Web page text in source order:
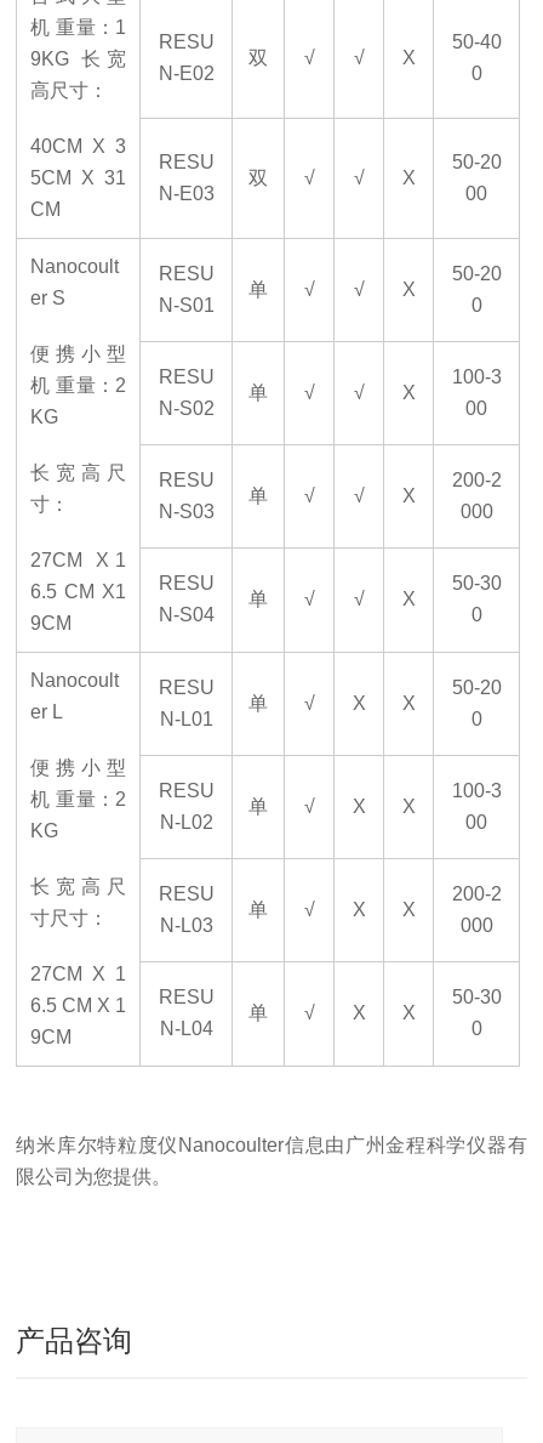
机 重量： 1
9KG 长宽
高尺寸：
40CM X 3
5CM X 31
CM
RESU
N-E02
双 √ √ X
50-40
0
RESU
N-E03
双 √ √ X
50-20
00
Nanocoult
er S
便携小型
机 重量： 2
KG
长宽高 尺
寸：
27CM
X 1
6.5 CM X1
9CM
RESU
N-S01
单 √ √ X
50-20
0
RESU
N-S02
单 √ √ X
100-3
00
RESU
N-S03
单 √ √ X
200-2
000
RESU
N-S04
单 √ √ X
50-30
0
Nanocoult
er L
便携小型
机 重量： 2
KG
长宽高 尺
寸尺寸：
27CM X 1
6.5 CM X 1
9CM
RESU
N-L01
单 √ X X
50-20
0
RESU
N-L02
单 √ X X
100-3
00
RESU
N-L03
单 √ X X
200-2
000
RESU
N-L04
单 √ X X
50-30
0
纳米库尔特粒度仪 Nanocoulter信息由广州金程科学仪器有
限公司为您提供。
产品咨询